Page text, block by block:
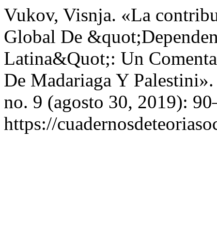
Vukov, Visnja. «La
Global De
Latina&Quot;: Un
De Madariaga Y
no. 9 (agosto 30, 2019):
https://